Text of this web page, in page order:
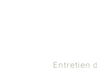
Entretien